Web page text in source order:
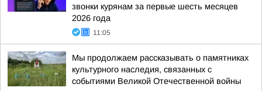
звонки курянам за первые шесть месяцев
2026 года
11:05
Мы продолжаем рассказывать о памятниках
культурного наследия, связанных с
событиями Великой Отечественной войны